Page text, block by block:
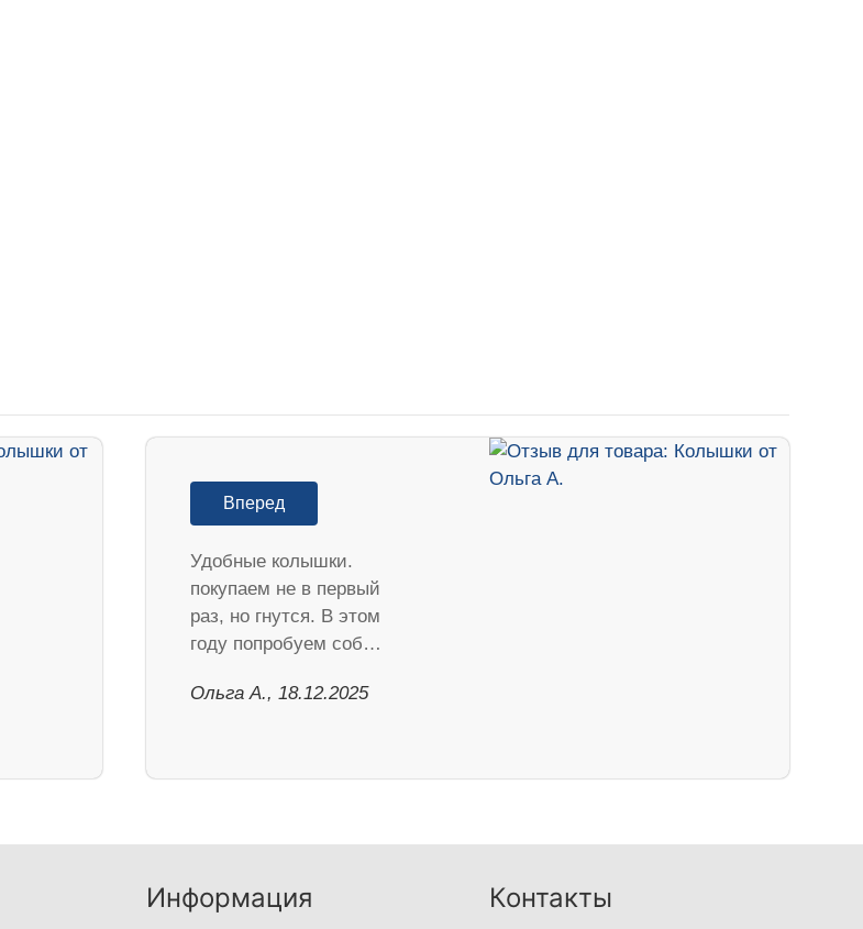
Вперед
Удобные колышки.
покупаем не в первый
раз, но гнутся. В этом
году попробуем соб…
Ольга А., 18.12.2025
Информация Контакты